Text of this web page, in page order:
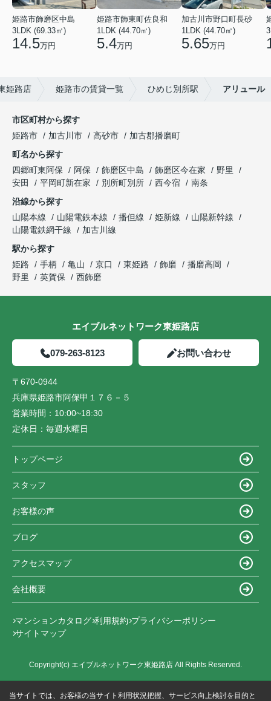
姫路市飾磨区中島
3LDK (69.33㎡)
14.5万円
姫路市飾東町佐良和
1LDK (44.70㎡)
5.4万円
加古川市野口町長砂
1LDK (44.70㎡)
5.65万円
姫路店 姫路市の賃貸一覧 ひめじ別所駅 アリュール
市区町村から探す
姫路市
加古川市 高砂市
加古郡播磨町
町名から探す
四郷町東阿保
阿保 飾磨区中島 飾磨区今在家
野里
安田
平岡町新在家 別所町別所 西今宿
南条
沿線から探す
山陽本線
山陽電鉄本線 播但線 姫新線
山陽新幹線
山陽電鉄網干線
加古川線
駅から探す
姫路
手柄 亀山 京口 東姫路 飾磨
播磨高岡
野里
英賀保 西飾磨
エイブルネットワーク東姫路店
079-263-8123 お問い合わせ
〒670-0944
兵庫県姫路市阿保甲１７６－５
営業時間： 10:00~18:30
定休日： 毎週水曜日
トップページ
スタッフ
お客様の声
ブログ
アクセスマップ
会社概要
マンションカタログ 利用規約 プライバシーポリシー
サイトマップ
Copyright(c) エイブルネットワーク東姫路店 All Rights Reserved.
当サイトでは、お客様の当サイト利用状況把握、サービス向上検討を目的と